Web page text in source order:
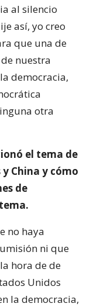
al silencio
así, yo creo
que una de
nuestra
democracia,
otra
el tema de
China y cómo
de
no haya
ni que
hora de de
Unidos
la democracia,